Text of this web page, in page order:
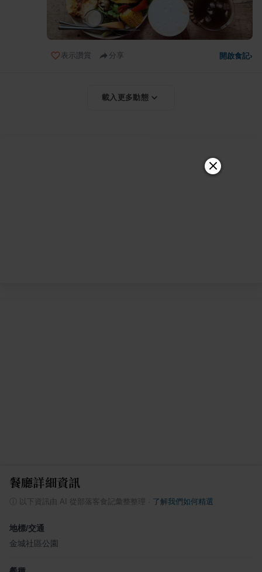
表示讚賞 分享 開啟食記›
載入更多動態
餐廳詳細資訊
以下資訊由 AI 從部落客食記彙整整理 了解我們如何精選
地標/交通
金城社區公園